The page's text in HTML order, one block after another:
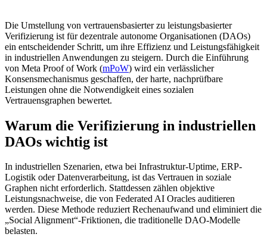
Die Umstellung von vertrauensbasierter zu leistungsbasierter
Verifizierung ist für dezentrale autonome Organisationen (DAOs)
ein entscheidender Schritt, um ihre Effizienz und Leistungsfähigkeit
in industriellen Anwendungen zu steigern. Durch die Einführung
von Meta Proof of Work (mPoW) wird ein verlässlicher
Konsensmechanismus geschaffen, der harte, nachprüfbare
Leistungen ohne die Notwendigkeit eines sozialen
Vertrauensgraphen bewertet.
Warum die Verifizierung in industriellen
DAOs wichtig ist
In industriellen Szenarien, etwa bei Infrastruktur-Uptime, ERP-
Logistik oder Datenverarbeitung, ist das Vertrauen in soziale
Graphen nicht erforderlich. Stattdessen zählen objektive
Leistungsnachweise, die von Federated AI Oracles auditieren
werden. Diese Methode reduziert Rechenaufwand und eliminiert die
„Social Alignment“-Friktionen, die traditionelle DAO-Modelle
belasten.